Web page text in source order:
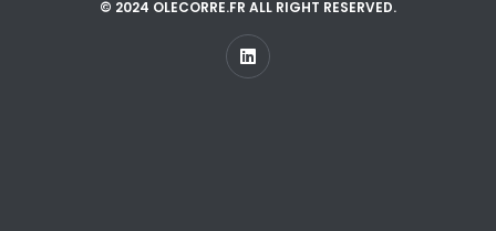
© 2024 OLECORRE.FR ALL RIGHT RESERVED.